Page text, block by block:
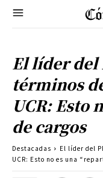
El líder del
términos
UCR: Esto
de cargos
Destacadas
El líder del
UCR: Esto no es una